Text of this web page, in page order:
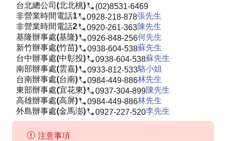
台北總公司(北北桃)
(02)8531-6469
非營業時間電話1
0928-218-878張先生
非營業時間電話2
0920-261-363陳先生
基隆辦事處(基隆)
0926-848-256何先生
新竹辦事處(竹苗)
0938-604-538蘇先生
台中辦事處(中彰投)
0938-604-538蘇先生
南部辦事處(雲嘉)
0933-812-533駱小姐
台南辦事處(台南)
0984-449-886林先生
東部辦事處(宜花東)
0937-304-899陳先生
高雄辦事處(高屏)
0984-449-886林先生
外島辦事處(金馬澎)
0927-227-520李先生
注意事項